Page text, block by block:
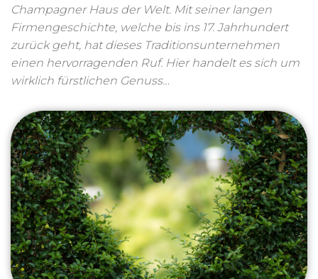
Champagner Haus der Welt. Mit seiner langen
Firmengeschichte, welche bis ins 17. Jahrhundert
zurück geht, hat dieses Traditionsunternehmen
einen hervorragenden Ruf. Hier handelt es sich um
wirklich fürstlichen Genuss…